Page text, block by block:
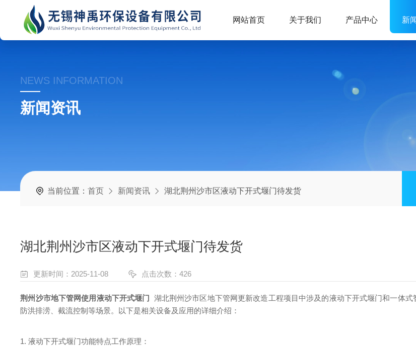
网站首页 关于我们 产品中心 新
NEWS INFORMATION
新闻资讯
当前位置：首页 新闻资讯 湖北荆州沙市区液动下开式堰门待发货
湖北荆州沙市区液动下开式堰门待发货
更新时间：2025-11-08 点击次数：426
荆州沙市地下管网使用液动下开式堰门 湖北荆州沙市区地下管网更新改造工程项目中涉及的液动下开式堰门和一体
防洪排涝、截流控制等场景。以下是相关设备及应用的详细介绍：
1. 液动下开式堰门功能特点工作原理：